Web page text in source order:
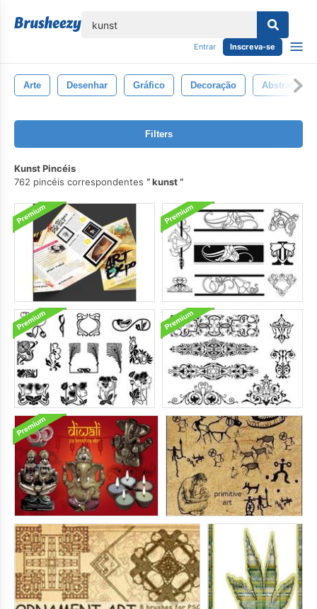
Entrar Inscreva-se
Arte Desenhar Gráfico Decoração Abstrato
Filters
Kunst Pincéis
762 pincéis correspondentes
kunst